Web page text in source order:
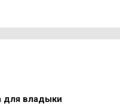
для владыки